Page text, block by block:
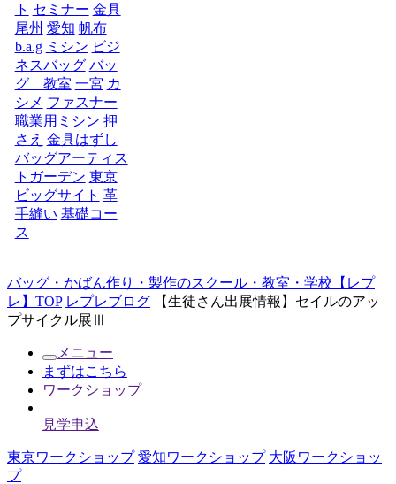
ト セミナー 金具
尾州 愛知 帆布
b.a.g ミシン ビジ
ネスバッグ バッ
グ 教室 一宮 カ
シメ ファスナー
職業用ミシン 押
さえ 金具はずし
バッグアーティス
トガーデン 東京
ビッグサイト 革
手縫い 基礎コー
ス
バッグ・かばん作り・製作のスクール・教室・学校【レプ
レ】TOP レプレブログ 【生徒さん出展情報】セイルのアッ
プサイクル展Ⅲ
メニュー
まずはこちら
ワークショップ
見学申込
東京ワークショップ 愛知ワークショップ 大阪ワークショッ
プ